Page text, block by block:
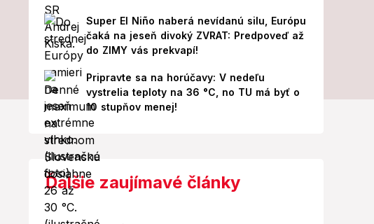
Super El Niño naberá nevídanú silu, Európu
čaká na jeseň divoký ZVRAT: Predpoveď až
do ZIMY vás prekvapí!
Pripravte sa na horúčavy: V nedeľu
vystrelia teploty na 36 °C, no TU má byť o
10 stupňov menej!
Ďalšie zaujímavé články